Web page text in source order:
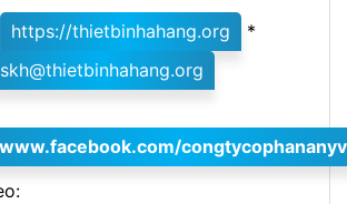
https://thietbinhahang.org
*